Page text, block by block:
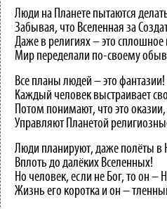
Люди на Планете пытаются
Забывая, что Вселенная за
Даже в религиях – это сплошное
Мир переделали по-своему
Все планы людей – это фантазии!
Каждый человек выстраивает
Потом понимают, что это оказии,
Управляют Планетой
Люди планируют, даже полёты в
Вплоть до далёких Вселенных!
Но человек, если не Бог, то он –
Жизнь его коротка и он –